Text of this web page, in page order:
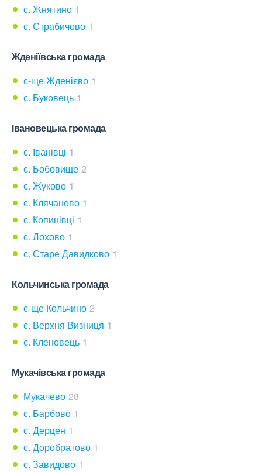
с. Жнятино 1
с. Страбичово 1
Жденіївська громада
с-ще Жденієво 1
с. Буковець 1
Івановецька громада
с. Іванівці 1
с. Бобовище 2
с. Жуково 1
с. Клячаново 1
с. Копинівці 1
с. Лохово 1
с. Старе Давидково 1
Кольчинська громада
с-ще Кольчино 2
с. Верхня Визниця 1
с. Кленовець 1
Мукачівська громада
Мукачево 28
с. Барбово 1
с. Дерцен 1
с. Доробратово 1
с. Завидово 1